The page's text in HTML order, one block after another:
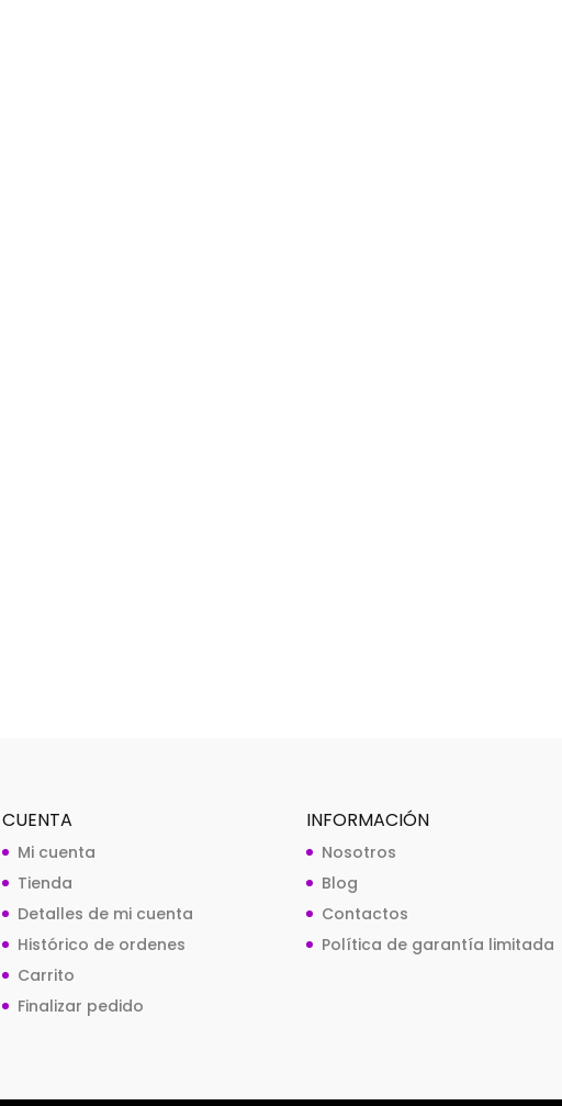
CUENTA
Mi cuenta
Tienda
Detalles de mi cuenta
Histórico de ordenes
Carrito
Finalizar pedido
INFORMACIÓN
Nosotros
Blog
Contactos
Política de garantía limitada